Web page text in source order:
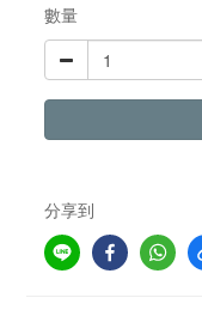
數量
分享到